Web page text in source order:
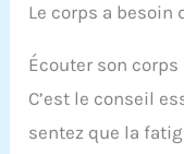
Le corps a besoin
Écouter son corps
C’est le conseil
sentez que la